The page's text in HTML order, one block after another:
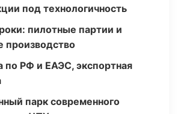
под технологичность
пилотные партии и
производство
по РФ и ЕАЭС, экспортная
парк современного